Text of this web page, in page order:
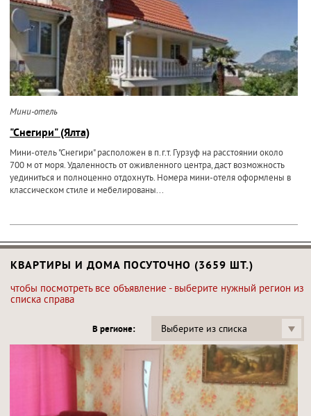
Мини-отель
"Снегири" (Ялта)
Мини-отель "Снегири" расположен в п.г.т. Гурзуф на расстоянии около
700 м от моря. Удаленность от оживленного центра, даст возможность
уединиться и полноценно отдохнуть. Номера мини-отеля оформлены в
классическом стиле и мебелированы...
КВАРТИРЫ И ДОМА ПОСУТОЧНО (3659 ШТ.)
чтобы посмотреть все объявление - выберите нужный регион из
списка справа
В регионе: Выберите из списка